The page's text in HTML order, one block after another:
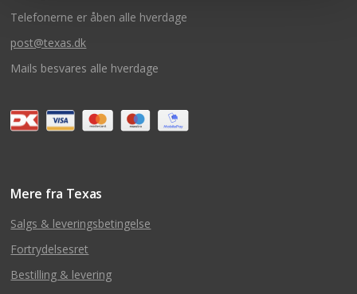
Telefonerne er åben alle hverdage
post@texas.dk
Mails besvares alle hverdage
Mere fra Texas
Salgs & leveringsbetingelse
Fortrydelsesret
Bestilling & levering